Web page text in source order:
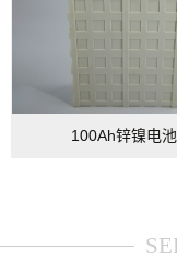
100Ah锌镍电池